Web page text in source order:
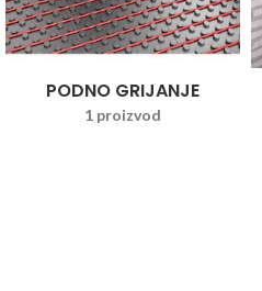
PODNO GRIJANJE
1 proizvod